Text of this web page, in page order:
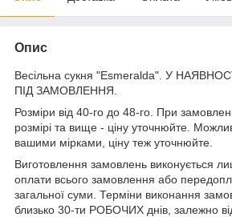
Опис
Весільна сукня "Esmeralda". У
ПІД ЗАМОВЛЕННЯ.
Розміри від 40-го до 48-го. При
розмірі та вище - ціну уточнюйте.
вашими мірками, ціну теж уточнюйте.
Виготовлення замовлень виконується
оплати всього замовлення або
загальної суми. Терміни виконання
близько 30-ти РОБОЧИХ днів, залежно від